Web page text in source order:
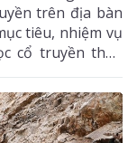
trên địa bàn
tiêu, nhiệm vụ
cổ truyền theo
đẩy mạnh kết
phát huy tiềm
phần nâng cao
nhân dân và